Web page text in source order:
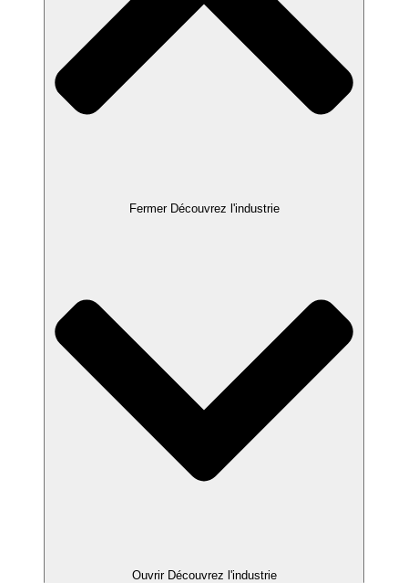
Fermer Découvrez l'industrie
Ouvrir Découvrez l'industrie